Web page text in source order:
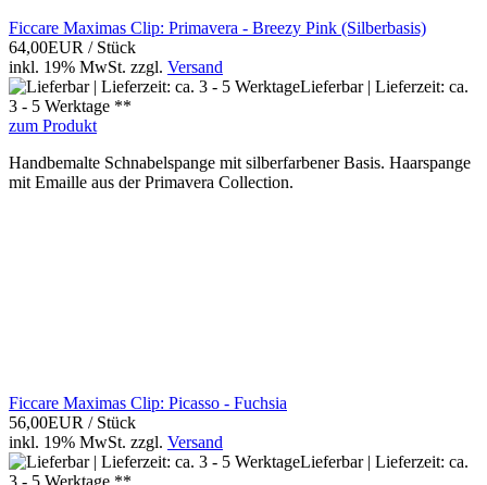
Ficcare Maximas Clip: Primavera - Breezy Pink (Silberbasis)
64,00EUR / Stück
inkl. 19% MwSt. zzgl. Versand
Lieferbar | Lieferzeit: ca.
3 - 5 Werktage **
zum Produkt
Handbemalte Schnabelspange mit silberfarbener Basis. Haarspange
mit Emaille aus der Primavera Collection.
Ficcare Maximas Clip: Picasso - Fuchsia
56,00EUR / Stück
inkl. 19% MwSt. zzgl. Versand
Lieferbar | Lieferzeit: ca.
3 - 5 Werktage **